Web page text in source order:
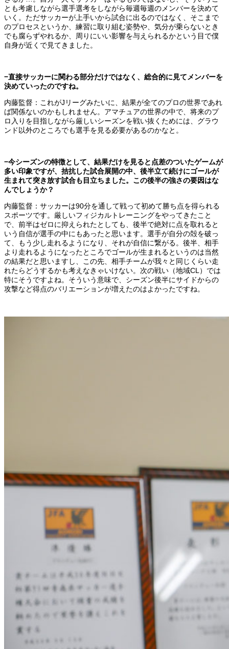
とも考慮しながら選手選考をしながら毎週毎週のメンバーを決めて
いく。ただサッカーが上手いから試合に出るのではなく、そこまで
のプロセスというか、練習に取り組む姿勢や、気分が乗らないとき
でも腐らずやれるか、周りにいい影響を与えられるかという目で僕
自身が近くで見てきました。
−直接サッカーに関わる部分だけではなく、総合的に見てメンバーを
決めていったのですね。
内藤監督：これがJリーグみたいに、結果が全てのプロの世界であれ
ば関係ないのかもしれません。アマチュアの世界の中で、将来のプ
ロ入りを目指しながら厳しいシーズンを戦い抜くためには、グラウ
ンド以外のところでも選手を見る必要があるのかなと。
−今シーズンの特徴として、結果だけを見ると点差のついたゲームが
多い印象ですが、拮抗した試合展開の中、後半立て続けにゴールが
生まれて突き放す試合も目立ちました。この後半の強さの要因はな
んでしょうか？
内藤監督：サッカーは90分を通して戦って初めて勝ち点を得られる
スポーツです。厳しいフィジカルトレーニングをやってきたこと
で、前半はゼロに抑えられたとしても、後半で絶対に点を取れると
いう自信が選手の中にもあったと思います。選手が自分の殻を破っ
て、もう少し走れるようになり、それが自信に繋がる。後半、相手
より走れるようになったところでゴールが生まれるというのは当然
の結果だと思いますし、この先、相手チームが我々と同じくらい走
れたらどうするかも考えなきゃいけない。次の戦い（地域CL）では
特にそうですよね。そういう意味で、シーズン後半にサイドからの
攻撃など得点のバリエーションが増えたのはよかったですね。